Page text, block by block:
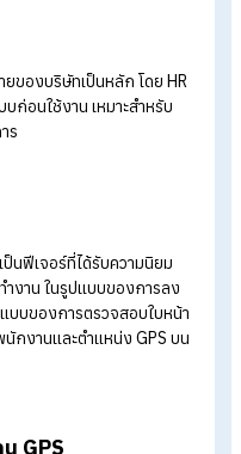
ลงเวลาการเข้า-ออกงาน โดย
ตอกบัตรหรือสแกนลายนิ้วมือ
องบริษัท:บริษัทจะเปิด QR
รือคอมพิวเตอร์ แล้วให้พนักงา
นเพื่อลงเวลาการทำงาน
ของพนักงาน: